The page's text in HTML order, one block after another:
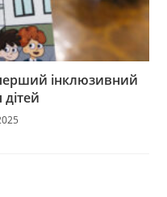
інклюзивний
дітей